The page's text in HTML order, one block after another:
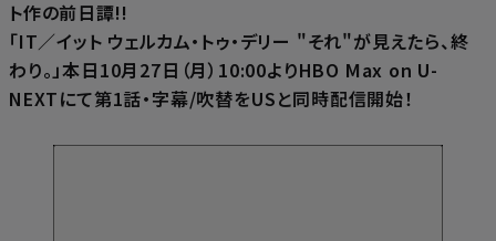
ト作の前日譚!!
「IT／イット ウェルカム・トゥ・デリー "それ"が見えたら、終
わり。」本日10月27日（月）10:00よりHBO Max on U-
NEXTにて第1話・字幕/吹替をUSと同時配信開始！